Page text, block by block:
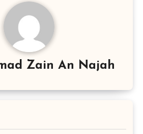
Zain An Najah